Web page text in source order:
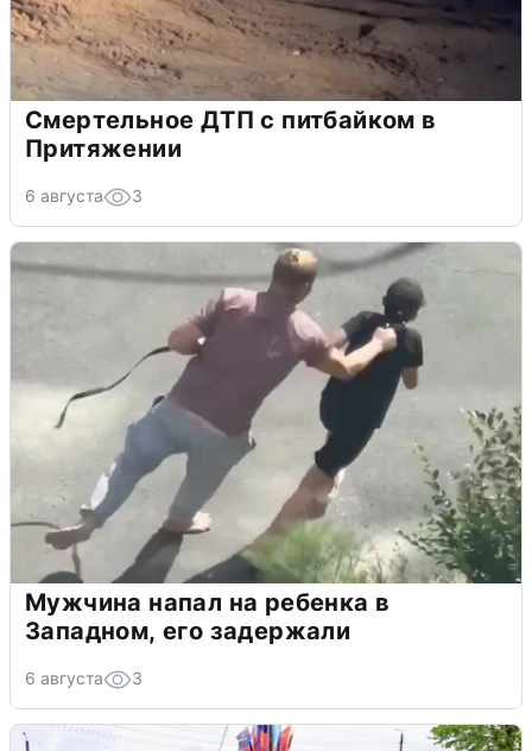
Смертельное ДТП с питбайком в
Притяжении
6 августа 3
Мужчина напал на ребенка в
Западном, его задержали
6 августа 3